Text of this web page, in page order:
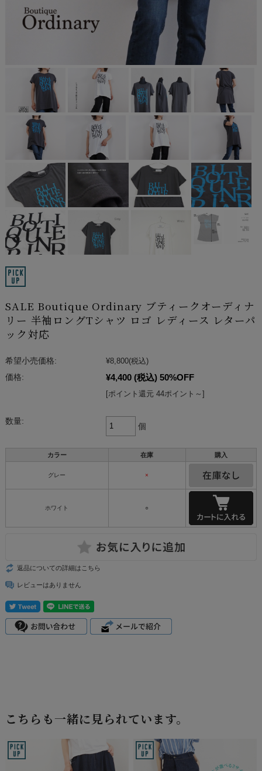
SALE Boutique Ordinary ブティークオーディナ
リー 半袖ロングTシャツ ロゴ レディース レターパ
ック対応
希望小売価格: ¥8,800(税込)
価格:
¥4,400 (税込) 50%OFF
[ポイント還元 44ポイント～]
数量:
個
カラー 在庫 購入
グレー ×
ホワイト ○
返品についての詳細はこちら
レビューはありません
こちらも一緒に見られています。